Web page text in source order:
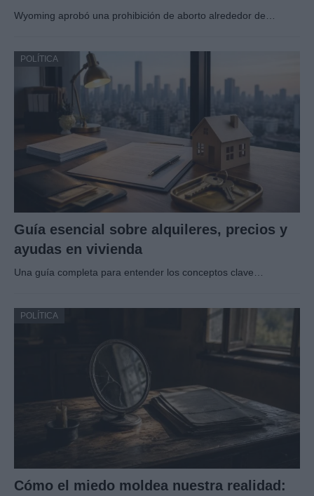
Wyoming aprobó una prohibición de aborto alrededor de…
POLÍTICA
Guía esencial sobre alquileres, precios y
ayudas en vivienda
Una guía completa para entender los conceptos clave…
POLÍTICA
Cómo el miedo moldea nuestra realidad: